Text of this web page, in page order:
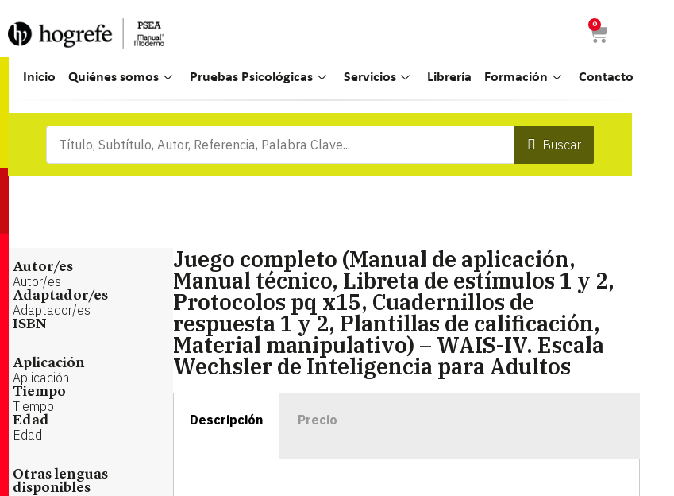
0
Inicio Quiénes somos Pruebas Psicológicas Servicios Librería Formación Contacto
Buscar
Autor/es
Autor/es
Adaptador/es
Adaptador/es
ISBN
Aplicación
Aplicación
Tiempo
Tiempo
Edad
Edad
Otras lenguas
disponibles
Juego completo (Manual de aplicación,
Manual técnico, Libreta de estímulos 1 y 2,
Protocolos pq x15, Cuadernillos de
respuesta 1 y 2, Plantillas de calificación,
Material manipulativo) – WAIS-IV. Escala
Wechsler de Inteligencia para Adultos
Descripción Precio